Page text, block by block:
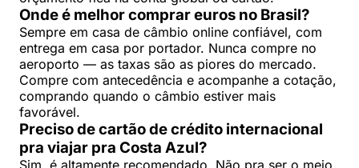
Onde é melhor comprar euros no Brasil?
Sempre em casa de câmbio online confiável, com
entrega em casa por portador. Nunca compre no
aeroporto — as taxas são as piores do mercado.
Compre com antecedência e acompanhe a cotação,
comprando quando o câmbio estiver mais
favorável.
Preciso de cartão de crédito internacional
pra viajar pra Costa Azul?